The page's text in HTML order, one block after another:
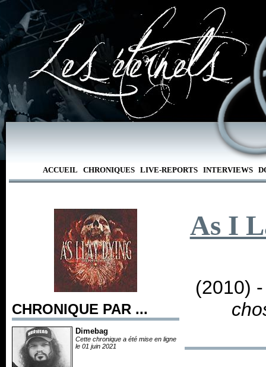
ACCUEIL CHRONIQUES LIVE-REPORTS INTERVIEWS
CHRONIQUE PAR ...
Dimebag
Cette chronique a été mise en ligne
le 01 juin 2021
As I
(2010)